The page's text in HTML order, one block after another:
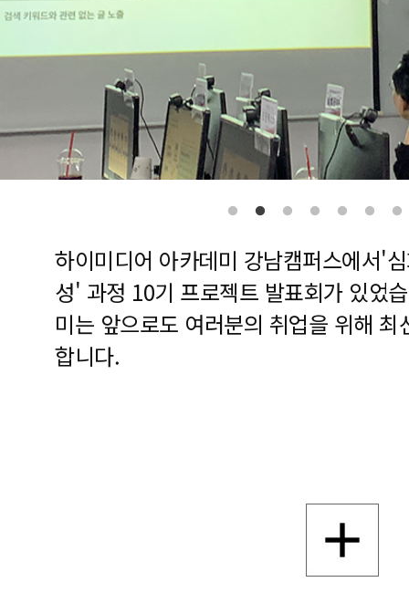
하이미디어 아카데미 강남캠퍼스에서'
성' 과정 10기 프로젝트 발표회가 있었
미는 앞으로도 여러분의 취업을 위해
합니다.